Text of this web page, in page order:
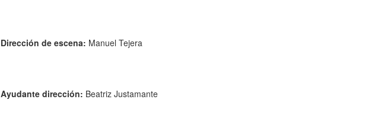
Dirección de escena: Manuel Tejera
Ayudante dirección: Beatriz Justamante